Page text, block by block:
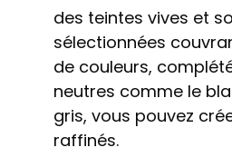
des teintes vives et
sélectionnées
de couleurs,
neutres comme le
gris, vous pouvez
raffinés.